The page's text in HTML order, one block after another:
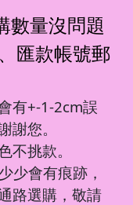
數量沒問題
匯款帳號郵
有+-1-2cm誤
謝您。
不挑款。
少會有痕跡，
路選購，敬請